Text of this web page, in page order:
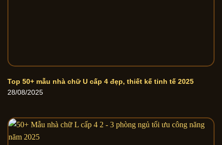
Top 50+ mẫu nhà chữ U cấp 4 đẹp, thiết kế tinh tế 2025
28/08/2025